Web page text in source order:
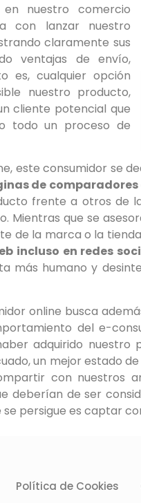
nuestro comercio
con lanzar nuestro
claramente sus
ventajas de envío,
es, cualquier opción
nuestro producto,
cliente potencial que
todo un proceso de
este consumidor se
de comparadores
frente a otros de
Mientras que se
de la marca o la
incluso en redes
más humano y
online busca
del e-
adquirido nuestro
un mejor estado
con nuestros
deberían de ser
persigue es captar
Política de Cookies